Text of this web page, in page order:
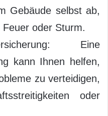
Gebäude selbst ab,
oder Sturm.
Eine
kann Ihnen helfen,
zu verteidigen,
oder